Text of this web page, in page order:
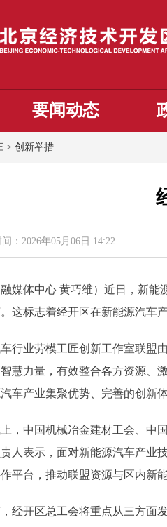
要闻动态
> 创新举措
：2026年05月06日 14:22
体中心 黄巧维）近日，新能源
这标志着经开区在新能源汽车
业劳模工匠创新工作室联盟由
慧力量，有效整合各方资源、
车产业集聚优势、完善的创新
中国机械冶金建材工会、中国
人表示，面对新能源汽车产业
平台，推动联盟资源与区内新
开区总工会将重点从三方面发